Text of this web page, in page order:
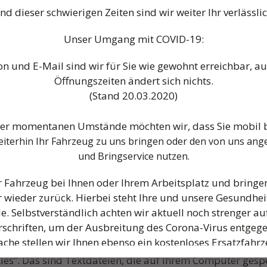
lassen, werden Ihre Angaben aus dem
den Fall von Anschlussfragen bei uns gespeichert.
beziehen möchten, benötigen wir von Ihnen eine
E-Mail-Adresse sind und mit dem Empfang
für den Versand der angeforderten
Mail-Adresse sowie deren Nutzung zum Versand
Google Analytics. Anbieter ist die Google Inc.,
Das sind Textdateien, die auf Ihrem Computer
dieser schwierigen Zeiten sind wir weiter Ihr
Unser Umgang mit COVID-19:
und E-Mail sind wir für Sie wie gewohnt erreichbar,
Öffnungszeiten ändert sich nichts.
(Stand 20.03.2020)
momentanen Umstände möchten wir, dass Sie mobil
Ihr Fahrzeug zu uns bringen oder den von uns
und Bringservice nutzen.
Fahrzeug bei Ihnen oder Ihrem Arbeitsplatz und
wieder zurück. Hierbei steht Ihre und unsere
Selbstverständlich achten wir aktuell noch strenger
um der Ausbreitung des Corona-Virus
stellen wir Ihnen ebenso ein kostenloses
jedem Einsatz gereinigt und desinfiziert wird, zur